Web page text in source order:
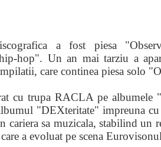
a fost piesa
hop". Un an mai tarziu a
care continea piesa solo
cu trupa RACLA pe albumele
"DEXteritate" impreuna
cariera sa muzicala, stabilind un
a evoluat pe scena